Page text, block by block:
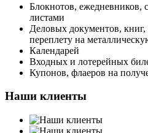
Блокнотов, ежедневников,
листами
Деловых документов,
переплету на
Календарей
Входных и лотерейных
Купонов, флаеров на
Наши клиенты